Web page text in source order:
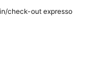
check-out expresso